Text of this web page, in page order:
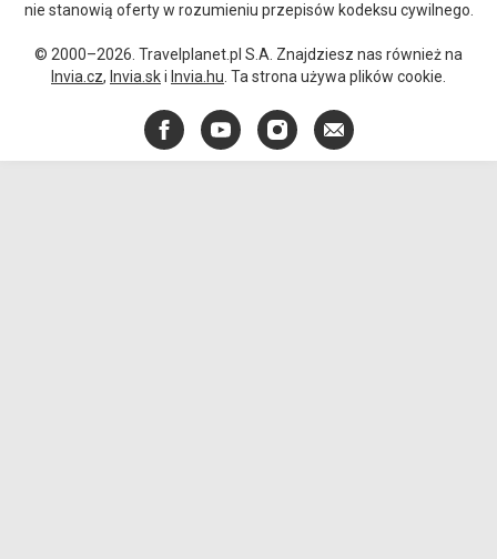
nie stanowią oferty w rozumieniu przepisów kodeksu cywilnego.
© 2000–2026. Travelplanet.pl S.A. Znajdziesz nas również na
Invia.cz, Invia.ski Invia.hu . Ta strona używa plików cookie.
FacebookYouTubeInstagram
E-
mail